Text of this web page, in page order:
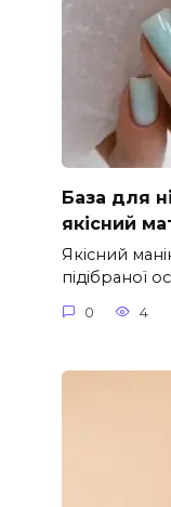
База для
якісний
Якісний
підібраної
0 4